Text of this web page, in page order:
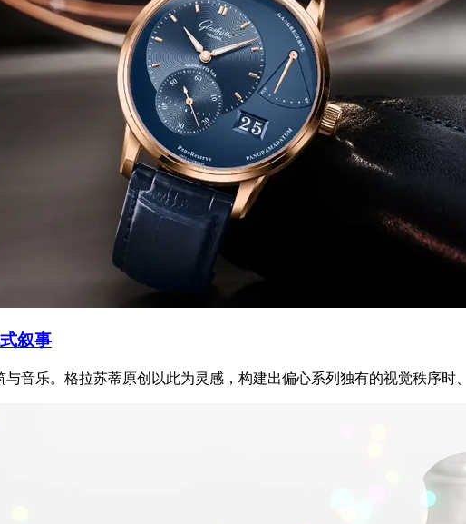
叙事
音乐。格拉苏蒂原创以此为灵感，构建出偏心系列独有的视觉秩序时